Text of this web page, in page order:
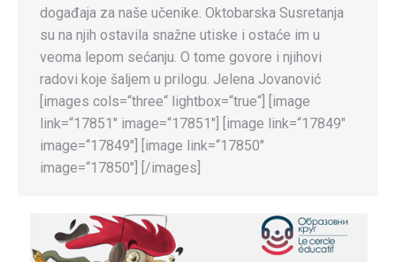
događaja za naše učenike. Oktobarska Susretanja
su na njih ostavila snažne utiske i ostaće im u
veoma lepom sećanju. O tome govore i njihovi
radovi koje šaljem u prilogu. Jelena Jovanović
[images cols=“three“ lightbox=“true“] [image
link=“17851″ image=“17851″] [image link=“17849″
image=“17849″] [image link=“17850″
image=“17850″] [/images]